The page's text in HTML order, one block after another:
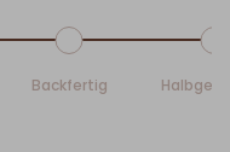
Backfertig